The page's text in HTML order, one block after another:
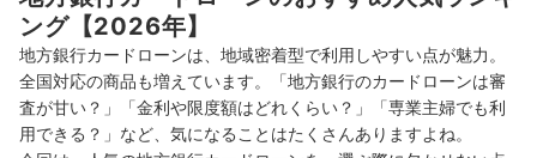
ング【2026年】
地方銀行カードローンは、地域密着型で利用しやすい点が魅力。
全国対応の商品も増えています。「地方銀行のカードローンは審
査が甘い？」「金利や限度額はどれくらい？」「専業主婦でも利
用できる？」など、気になることはたくさんありますよね。